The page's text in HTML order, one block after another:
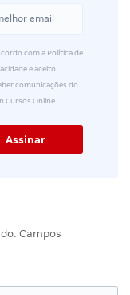
com a Política de
e aceito
comunicações do
Cursos Online.
Campos